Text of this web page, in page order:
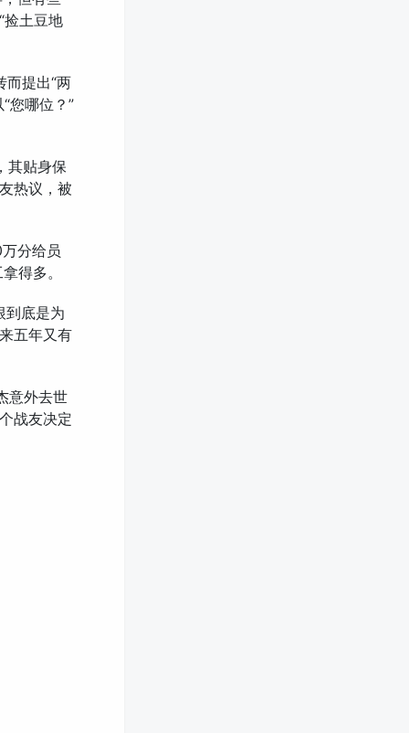
捡土豆地
而提出“两
您哪位？”
其贴身保
热议，被
分给员
得多。
到底是为
五年又有
意外去世
战友决定